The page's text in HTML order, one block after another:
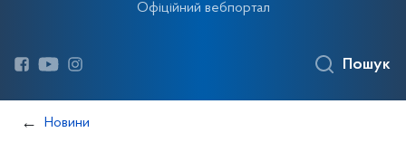
Офіційний вебпортал
Пошук
Новини